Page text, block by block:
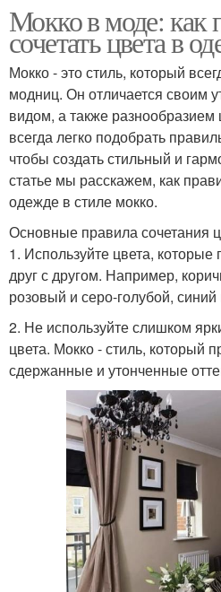
Мокко в моде: как
сочетать цвета в
Мокко - это стиль, который
модниц. Он отличается своим
видом, а также разнообразием
всегда легко подобрать
чтобы создать стильный и
статье мы расскажем, как
одежде в стиле мокко.
Основные правила сочетания
1. Используйте цвета, которые
друг с другом. Например,
розовый и серо-голубой,
2. Не используйте слишком
цвета. Мокко - стиль, который
сдержанные и утонченные